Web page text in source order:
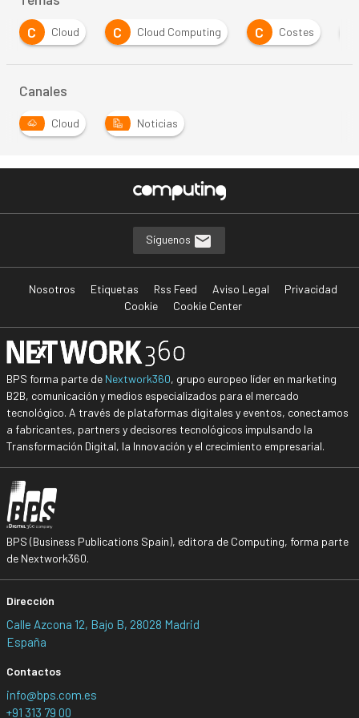
Cloud Cloud Computing Costes
Canales
Cloud Noticias
Síguenos
Nosotros Etiquetas Rss Feed Aviso Legal
Privacidad
Cookie
Cookie Center
BPS forma parte de Nextwork360, grupo europeo líder en marketing
B2B, comunicación y medios especializados para el mercado
tecnológico. A través de plataformas digitales y eventos, conectamos
a fabricantes, partners y decisores tecnológicos impulsando la
Transformación Digital, la Innovación y el crecimiento empresarial.
BPS (Business Publications Spain), editora de Computing, forma parte
de Nextwork360.
Dirección
Calle Azcona 12, Bajo B, 28028 Madrid
España
Contactos
info@bps.com.es
+91 313 79 00